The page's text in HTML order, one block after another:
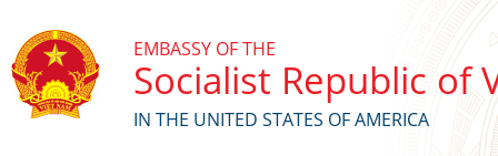
EMBASSY OF THE
Socialist Republic of
IN THE UNITED STATES OF AMERICA